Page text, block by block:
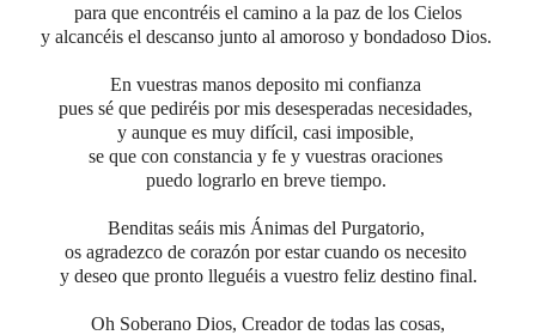
para que encontréis el camino a la paz de los Cielos
y alcancéis el descanso junto al amoroso y bondadoso Dios.
En vuestras manos deposito mi confianza
pues sé que pediréis por mis desesperadas necesidades,
y aunque es muy difícil, casi imposible,
se que con constancia y fe y vuestras oraciones
puedo lograrlo en breve tiempo.
Benditas seáis mis Ánimas del Purgatorio,
os agradezco de corazón por estar cuando os necesito
y deseo que pronto lleguéis a vuestro feliz destino final.
Oh Soberano Dios, Creador de todas las cosas,